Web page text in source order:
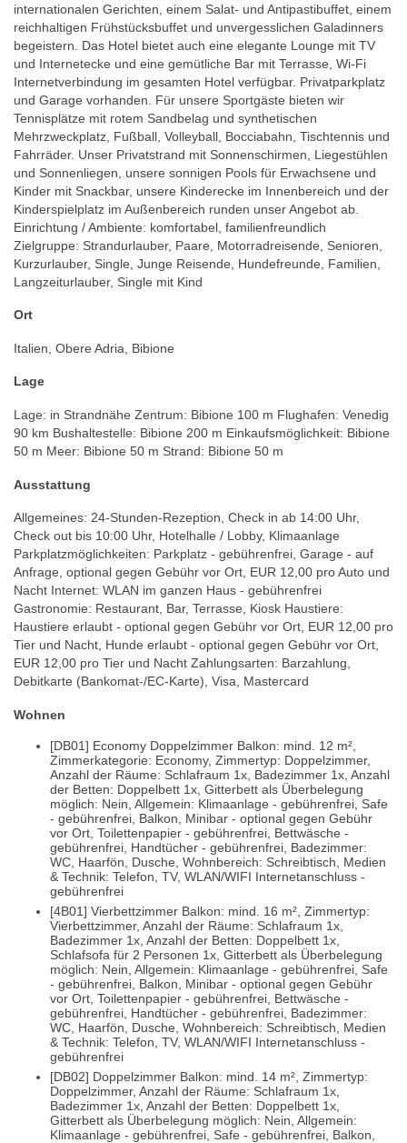
internationalen Gerichten, einem Salat- und Antipastibuffet, einem
reichhaltigen Frühstücksbuffet und unvergesslichen Galadinners
begeistern. Das Hotel bietet auch eine elegante Lounge mit TV
und Internetecke und eine gemütliche Bar mit Terrasse, Wi-Fi
Internetverbindung im gesamten Hotel verfügbar. Privatparkplatz
und Garage vorhanden. Für unsere Sportgäste bieten wir
Tennisplätze mit rotem Sandbelag und synthetischen
Mehrzweckplatz, Fußball, Volleyball, Bocciabahn, Tischtennis und
Fahrräder. Unser Privatstrand mit Sonnenschirmen, Liegestühlen
und Sonnenliegen, unsere sonnigen Pools für Erwachsene und
Kinder mit Snackbar, unsere Kinderecke im Innenbereich und der
Kinderspielplatz im Außenbereich runden unser Angebot ab.
Einrichtung / Ambiente: komfortabel, familienfreundlich
Zielgruppe: Strandurlauber, Paare, Motorradreisende, Senioren,
Kurzurlauber, Single, Junge Reisende, Hundefreunde, Familien,
Langzeiturlauber, Single mit Kind
Ort
Italien, Obere Adria, Bibione
Lage
Lage: in Strandnähe Zentrum: Bibione 100 m Flughafen: Venedig
90 km Bushaltestelle: Bibione 200 m Einkaufsmöglichkeit: Bibione
50 m Meer: Bibione 50 m Strand: Bibione 50 m
Ausstattung
Allgemeines: 24-Stunden-Rezeption, Check in ab 14:00 Uhr,
Check out bis 10:00 Uhr, Hotelhalle / Lobby, Klimaanlage
Parkplatzmöglichkeiten: Parkplatz - gebührenfrei, Garage - auf
Anfrage, optional gegen Gebühr vor Ort, EUR 12,00 pro Auto und
Nacht Internet: WLAN im ganzen Haus - gebührenfrei
Gastronomie: Restaurant, Bar, Terrasse, Kiosk Haustiere:
Haustiere erlaubt - optional gegen Gebühr vor Ort, EUR 12,00 pro
Tier und Nacht, Hunde erlaubt - optional gegen Gebühr vor Ort,
EUR 12,00 pro Tier und Nacht Zahlungsarten: Barzahlung,
Debitkarte (Bankomat-/EC-Karte), Visa, Mastercard
Wohnen
[DB01] Economy Doppelzimmer Balkon: mind. 12 m²,
Zimmerkategorie: Economy, Zimmertyp: Doppelzimmer,
Anzahl der Räume: Schlafraum 1x, Badezimmer 1x, Anzahl
der Betten: Doppelbett 1x, Gitterbett als Überbelegung
möglich: Nein, Allgemein: Klimaanlage - gebührenfrei, Safe
- gebührenfrei, Balkon, Minibar - optional gegen Gebühr
vor Ort, Toilettenpapier - gebührenfrei, Bettwäsche -
gebührenfrei, Handtücher - gebührenfrei, Badezimmer:
WC, Haarfön, Dusche, Wohnbereich: Schreibtisch, Medien
& Technik: Telefon, TV, WLAN/WIFI Internetanschluss -
gebührenfrei
[4B01] Vierbettzimmer Balkon: mind. 16 m², Zimmertyp:
Vierbettzimmer, Anzahl der Räume: Schlafraum 1x,
Badezimmer 1x, Anzahl der Betten: Doppelbett 1x,
Schlafsofa für 2 Personen 1x, Gitterbett als Überbelegung
möglich: Nein, Allgemein: Klimaanlage - gebührenfrei, Safe
- gebührenfrei, Balkon, Minibar - optional gegen Gebühr
vor Ort, Toilettenpapier - gebührenfrei, Bettwäsche -
gebührenfrei, Handtücher - gebührenfrei, Badezimmer:
WC, Haarfön, Dusche, Wohnbereich: Schreibtisch, Medien
& Technik: Telefon, TV, WLAN/WIFI Internetanschluss -
gebührenfrei
[DB02] Doppelzimmer Balkon: mind. 14 m², Zimmertyp:
Doppelzimmer, Anzahl der Räume: Schlafraum 1x,
Badezimmer 1x, Anzahl der Betten: Doppelbett 1x,
Gitterbett als Überbelegung möglich: Nein, Allgemein:
Klimaanlage - gebührenfrei, Safe - gebührenfrei, Balkon,